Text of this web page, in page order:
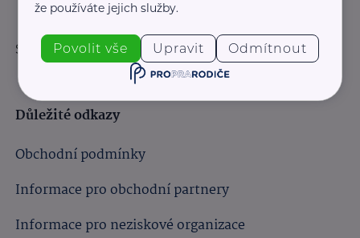
Sledujte nás:
Důležité odkazy
Obchodní podmínky
Informace pro obchodní partnery
Informace pro neziskové organizace
že používáte jejich služby.
Povolit vše Upravit Odmítnout